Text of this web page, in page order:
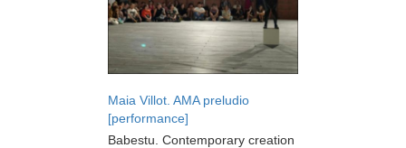
Maia Villot. AMA preludio
[performance]
Babestu. Contemporary creation